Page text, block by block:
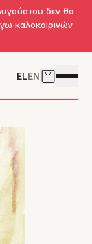
δεν θα
καλοκαιρινών
ELEN Δείτε το